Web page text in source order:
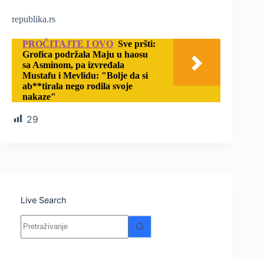
republika.rs
PROČITAJTE I OVO Sve pršti:
Grofica podržala Maju u haosu
sa Asminom, pa izvređala
Mustafu i Mevlidu: "Bolje da si
ab**tirala nego rodila svoje
nakaze"
29
Live Search
Nema
rezultata.